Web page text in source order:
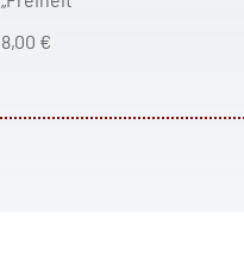
8,00 €